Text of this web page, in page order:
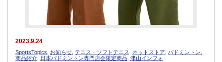
2023.9.24
SportsTopics お知らせ テニス・ソフトテニス ネットストア バドミントン
商品紹介
日本バドミントン専門店会限定商品 津山インフォ